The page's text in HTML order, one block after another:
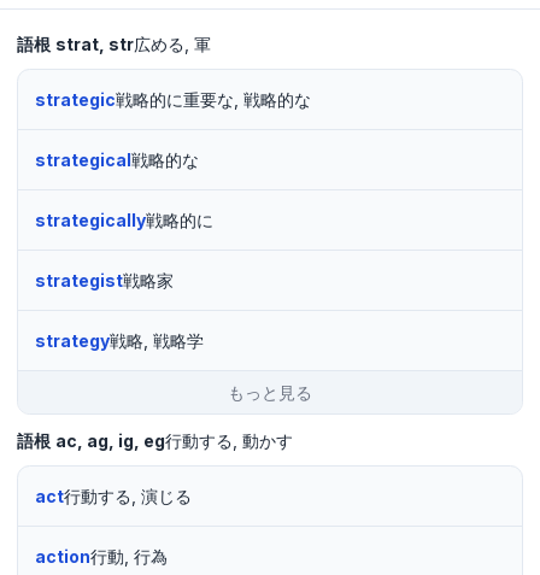
語根 strat str広める 軍
strategic戦略的に重要な, 戦略的な
strategical戦略的な
strategically戦略的に
strategist戦略家
strategy戦略, 戦略学
もっと見る
語根 ac ag ig eg行動する 動かす
act行動する, 演じる
action行動, 行為